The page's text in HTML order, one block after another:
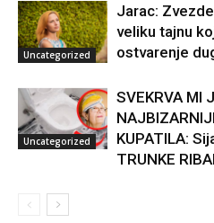
Uncategorized
Jarac:
veliku tajnu
ostvarenje
Uncategorized
SVEKRVA MI
KUPATILA:
TRUNKE